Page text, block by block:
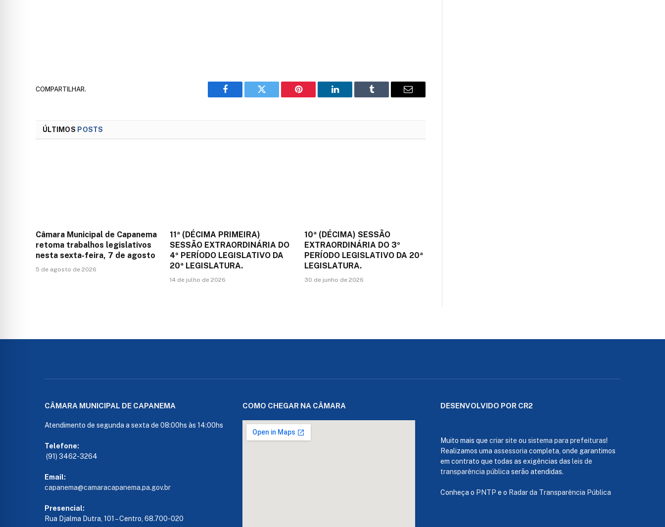
COMPARTILHAR.
Facebook Twitter Pinterest LinkedIn Tumblr Email
ÚLTIMOS POSTS
Câmara Municipal de Capanema
retoma trabalhos legislativos
nesta sexta-feira, 7 de agosto
5 de agosto de 2026
11ª (DÉCIMA PRIMEIRA)
SESSÃO EXTRAORDINÁRIA DO
4º PERÍODO LEGISLATIVO DA
20ª LEGISLATURA.
14 de julho de 2026
10ª (DÉCIMA) SESSÃO
EXTRAORDINÁRIA DO 3º
PERÍODO LEGISLATIVO DA 20ª
LEGISLATURA.
30 de junho de 2026
CÂMARA MUNICIPAL DE CAPANEMA
Atendimento de segunda a sexta de 08:00hs às 14:00hs
Telefone:
(91) 3462-3264
Email:
capanema@camaracapanema.pa.gov.br
Presencial:
Rua Djalma Dutra, 101 – Centro, 68.700-020
COMO CHEGAR NA CÂMARA DESENVOLVIDO POR CR2
Muito mais que criar site ou sistema para prefeituras!
Realizamos uma assessoria completa, onde garantimos
em contrato que todas as exigências das leis de
transparência pública serão atendidas.
Conheça o PNTP e o Radar da Transparência Pública